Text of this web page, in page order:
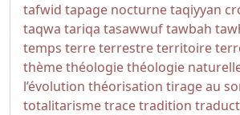
tafwid tapage nocturnetaqiyyan
taqwa tariqa tasawwuftawbah
temps terreterrestreterritoire
thèmethéologiethéologie
l’évolution théorisation tirage au
totalitarismetracetradition